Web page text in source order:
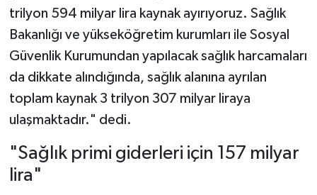
trilyon 594 milyar lira kaynak ayırıyoruz. Sağlık
Bakanlığı ve yükseköğretim kurumları ile Sosyal
Güvenlik Kurumundan yapılacak sağlık harcamaları
da dikkate alındığında, sağlık alanına ayrılan
toplam kaynak 3 trilyon 307 milyar liraya
ulaşmaktadır." dedi.
"Sağlık primi giderleri için 157 milyar
lira"